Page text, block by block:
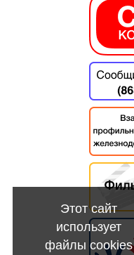
Этот сайт
использует
файлы cookies